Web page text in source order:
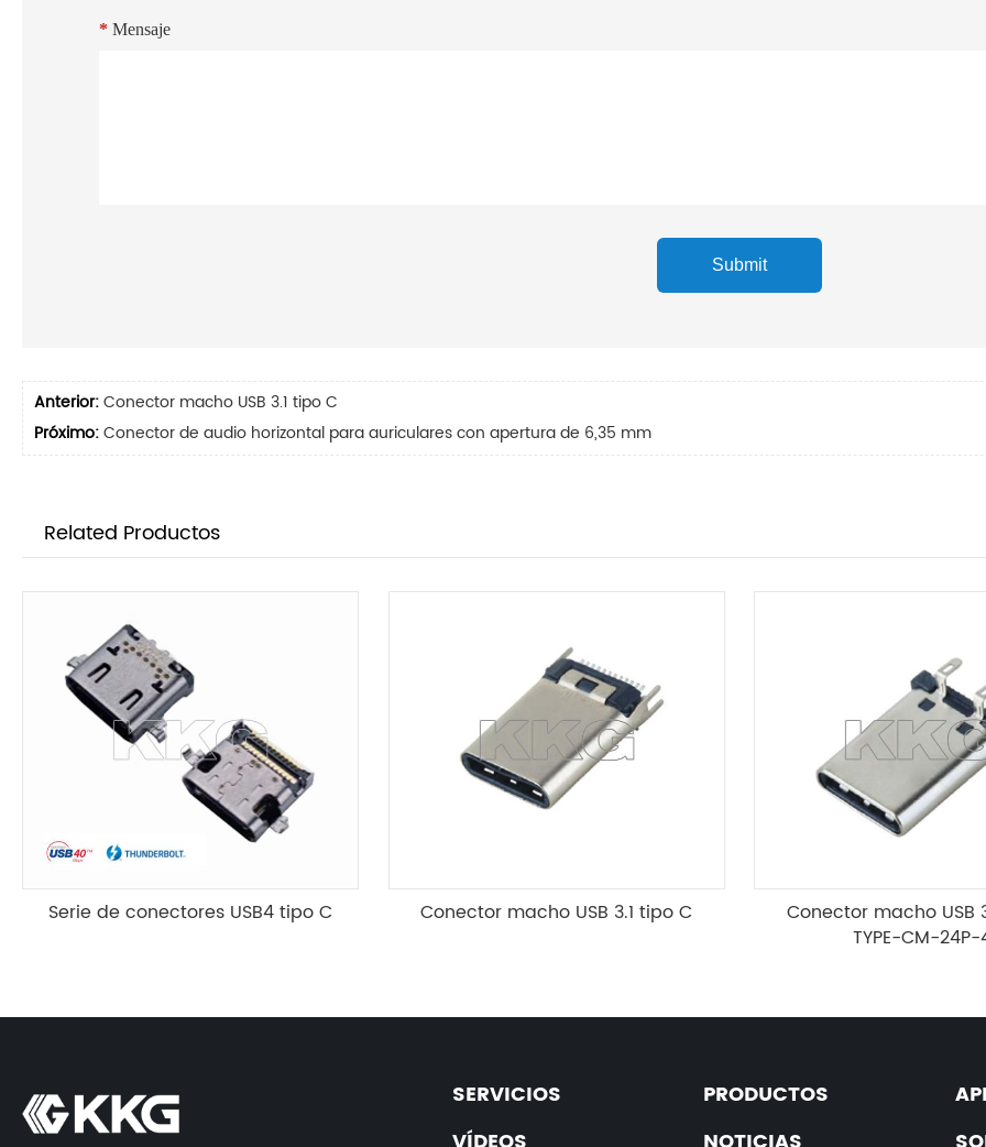
* Mensaje
Anterior:Conector macho USB 3.1 tipo C
Próximo:Conector de audio horizontal para auriculares con apertura de 6,35 mm
Related Productos
Serie de conectores USB4 tipo C Conector macho USB 3.1 tipo C
Conector macho USB
TYPE-CM-
SERVICIOS PRODUCTOS